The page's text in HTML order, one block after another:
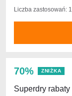
Liczba zastosowań:
70% ZNIŻKA
Superdry